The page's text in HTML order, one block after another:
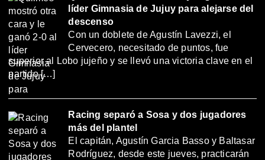
líder Gimnasia de Jujuy para alejarse del
descenso
Con un doblete de Agustín Lavezzi, el
Cervecero, necesitado de puntos, fue
superior al Lobo jujeño y se llevó una victoria clave en el
partido […]
Racing separó a Sosa y dos jugadores
más del plantel
El capitán, Agustín Garcia Basso y Baltasar
Rodríguez, desde este jueves, practicarán